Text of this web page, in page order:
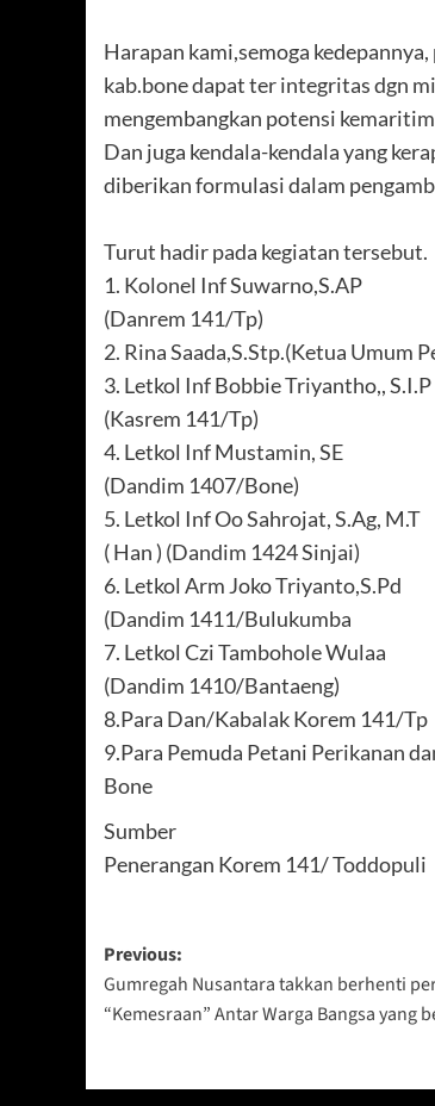
Harapan kami,semoga
kab.bone dapat ter integritas dgn
mengembangkan potensi
Dan juga kendala-kendala yang
diberikan formulasi dalam
Turut hadir pada kegiatan tersebut.
1. Kolonel Inf Suwarno,S.AP
(Danrem 141/Tp)
2. Rina Saada,S.Stp.(Ketua Umum
3. Letkol Inf Bobbie Triyantho,, S.I.P
(Kasrem 141/Tp)
4. Letkol Inf Mustamin, SE
(Dandim 1407/Bone)
5. Letkol Inf Oo Sahrojat, S.Ag, M.T
( Han ) (Dandim 1424 Sinjai)
6. Letkol Arm Joko Triyanto,S.Pd
(Dandim 1411/Bulukumba
7. Letkol Czi Tambohole Wulaa
(Dandim 1410/Bantaeng)
8.Para Dan/Kabalak Korem 141/Tp
9.Para Pemuda Petani Perikanan
Bone
Sumber
Penerangan Korem 141/ Toddopuli
Post
navigation
Previous:
Gumregah Nusantara takkan berhenti
“Kemesraan” Antar Warga Bangsa yang